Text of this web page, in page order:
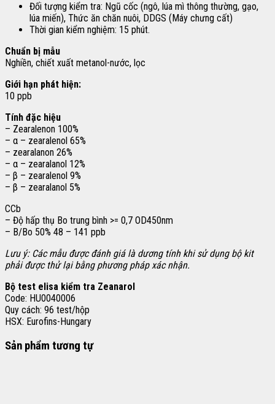
Đối tượng kiểm tra: Ngũ cốc (ngô, lúa mì thông thường, gạo,
lúa miến), Thức ăn chăn nuôi, DDGS (Máy chưng cất)
Thời gian kiểm nghiệm: 15 phút.
Chuẩn bị mẫu
Nghiền, chiết xuất metanol-nước, lọc
Giới hạn phát hiện:
10 ppb
Tính đặc hiệu
– Zearalenon 100%
– α – zearalenol 65%
– zearalanon 26%
– α – zearalanol 12%
– β – zearalenol 9%
– β – zearalanol 5%
CCb
– Độ hấp thụ Bo trung bình >= 0,7 OD450nm
– B/Bo 50% 48 – 141 ppb
Lưu ý: Các mẫu được đánh giá là dương tính khi sử dụng bộ kit
phải được thử lại bằng phương pháp xác nhận.
Bộ test elisa kiểm tra Zeanarol
Code: HU0040006
Quy cách: 96 test/hộp
HSX: Eurofins-Hungary
Sản phẩm tương tự